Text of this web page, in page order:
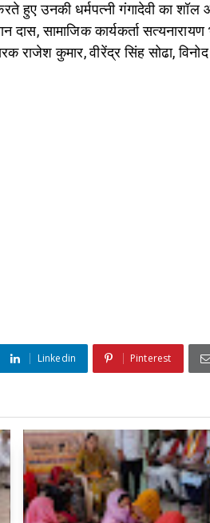
हुए उनकी धर्मपत्नी गंगादेवी का
दास, सामाजिक कार्यकर्ता
राजेश कुमार, वीरेंद्र सिंह सोढा,
Linkedin Pinterest